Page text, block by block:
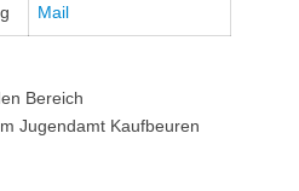
Mail
Bereich
Jugendamt Kaufbeuren